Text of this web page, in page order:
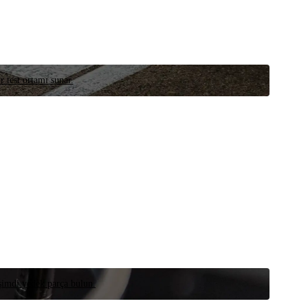
test ortamı sunar.
yedek parça bulun.